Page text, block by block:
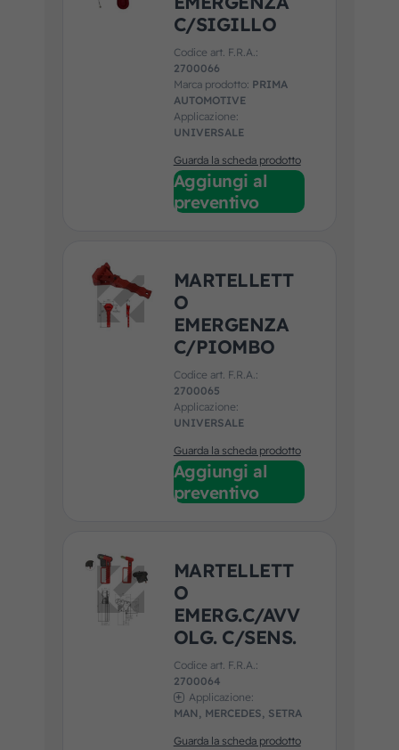
C/SIGILLO
Codice art. F.R.A.:
2700066
Marca prodotto: PRIMA
AUTOMOTIVE
Applicazione:
UNIVERSALE
Guarda la scheda prodotto
Aggiungi al
preventivo
MARTELLETT
O
EMERGENZA
C/PIOMBO
Codice art. F.R.A.:
2700065
Applicazione:
UNIVERSALE
Guarda la scheda prodotto
Aggiungi al
preventivo
MARTELLETT
O
EMERG.C/AVV
OLG. C/SENS.
Codice art. F.R.A.:
2700064
Applicazione:
MAN, MERCEDES, SETRA
Guarda la scheda prodotto